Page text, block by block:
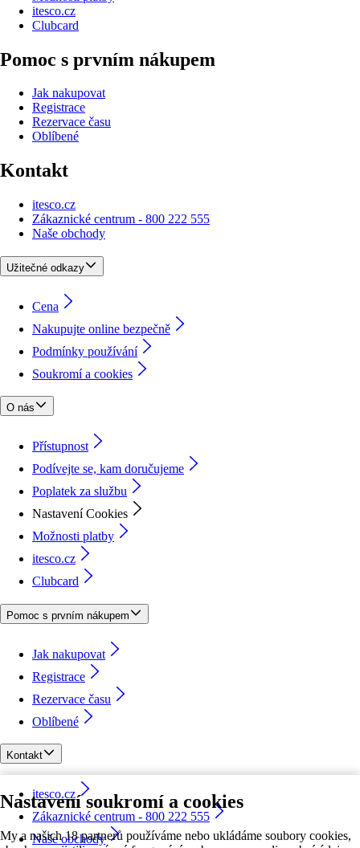
Nastavení soukromí a cookies
My a našich 18 partnerů používáme nebo ukládáme soubory cookies,
itesco.cz
Clubcard
Pomoc s prvním nákupem
Jak nakupovat
Registrace
Rezervace času
Oblíbené
Kontakt
itesco.cz
Zákaznické centrum - 800 222 555
Naše obchody
Užitečné odkazy
Cena
Nakupujte online bezpečně
Podmínky používání
Soukromí a cookies
O nás
Přístupnost
Podívejte se, kam doručujeme
Poplatek za službu
Nastavení Cookies
Možnosti platby
itesco.cz
Clubcard
Pomoc s prvním nákupem
Jak nakupovat
Registrace
Rezervace času
Oblíbené
Kontakt
itesco.cz
Zákaznické centrum - 800 222 555
Naše obchody